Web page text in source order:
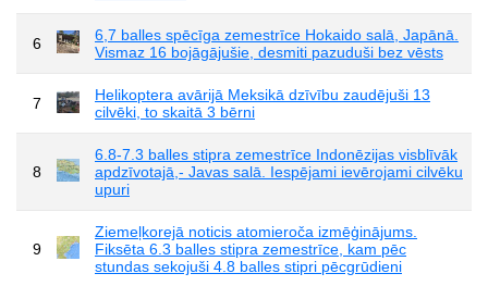
6
6,7 balles spēcīga zemestrīce Hokaido salā, Japānā.
Vismaz 16 bojāgājušie, desmiti pazuduši bez vēsts
7
Helikoptera avārijā Meksikā dzīvību zaudējuši 13
cilvēki, to skaitā 3 bērni
8
6.8-7.3 balles stipra zemestrīce Indonēzijas visblīvāk
apdzīvotajā,- Javas salā. Iespējami ievērojami cilvēku
upuri
9
Ziemeļkorejā noticis atomieroča izmēģinājums.
Fiksēta 6.3 balles stipra zemestrīce, kam pēc
stundas sekojuši 4.8 balles stipri pēcgrūdieni